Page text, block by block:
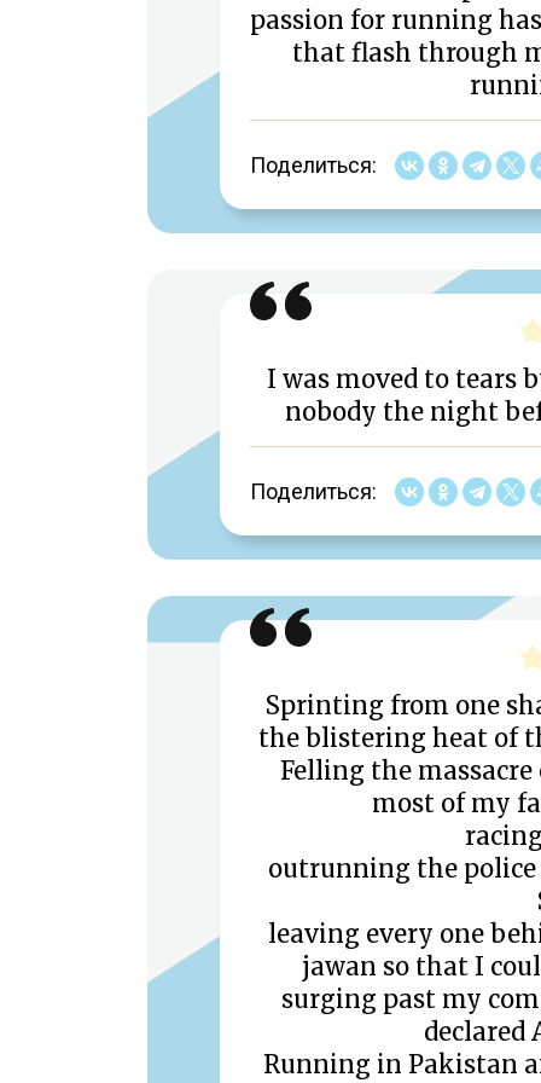
passion for running
that flash through
Поделиться:
I was moved to tears
nobody the night
Поделиться:
Sprinting from one
the blistering heat of
Felling the
most of my
outrunning the
leaving every one
jawan so that I
surging past my
declared
Running in Pakistan